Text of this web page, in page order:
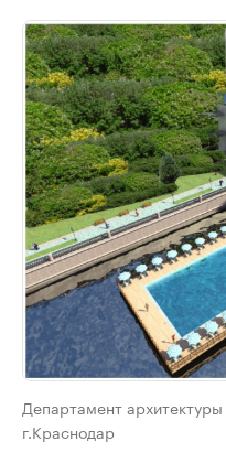
Департамент
г.Краснодар